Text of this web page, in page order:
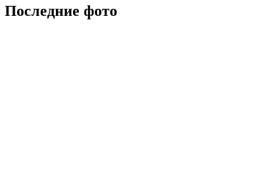
Последние фото